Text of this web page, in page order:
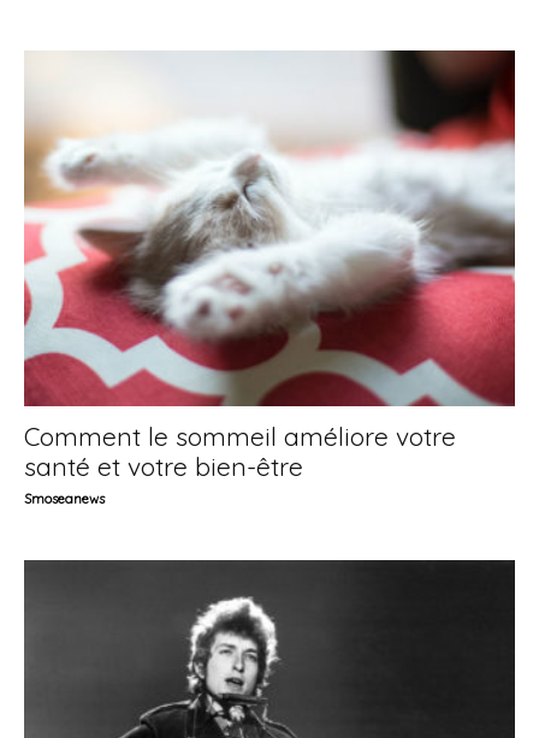
Comment le sommeil améliore votre
santé et votre bien-être
Smoseanews